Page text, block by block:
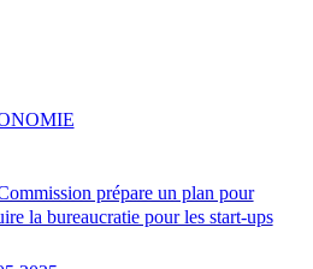
prépare un plan pour
la bureaucratie pour les start-ups